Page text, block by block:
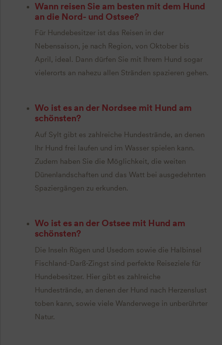
Wann reisen Sie am besten mit dem Hund
an die Nord- und Ostsee?
Für Hundebesitzer ist das Reisen in der
Nebensaison, je nach Region, von Oktober bis
April, ideal. Dann dürfen Sie mit Ihrem Hund sogar
vielerorts an nahezu allen Stränden spazieren gehen.
Wo ist es an der Nordsee mit Hund am
schönsten?
Auf Sylt gibt es zahlreiche Hundestrände, an denen
Ihr Hund frei laufen und im Wasser spielen kann.
Zudem haben Sie die Möglichkeit, die weiten
Dünenlandschaften und das Watt bei ausgedehnten
Spaziergängen zu erkunden.
Wo ist es an der Ostsee mit Hund am
schönsten?
Die Inseln Rügen und Usedom sowie die Halbinsel
Fischland-Darß-Zingst sind perfekte Reiseziele für
Hundebesitzer. Hier gibt es zahlreiche
Hundestrände, an denen der Hund nach Herzenslust
toben kann, sowie viele Wanderwege in unberührter
Natur.